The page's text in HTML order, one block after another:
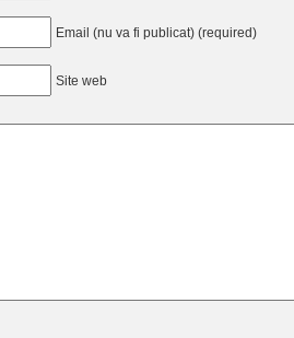
Email (nu va fi publicat) (required)
Site web